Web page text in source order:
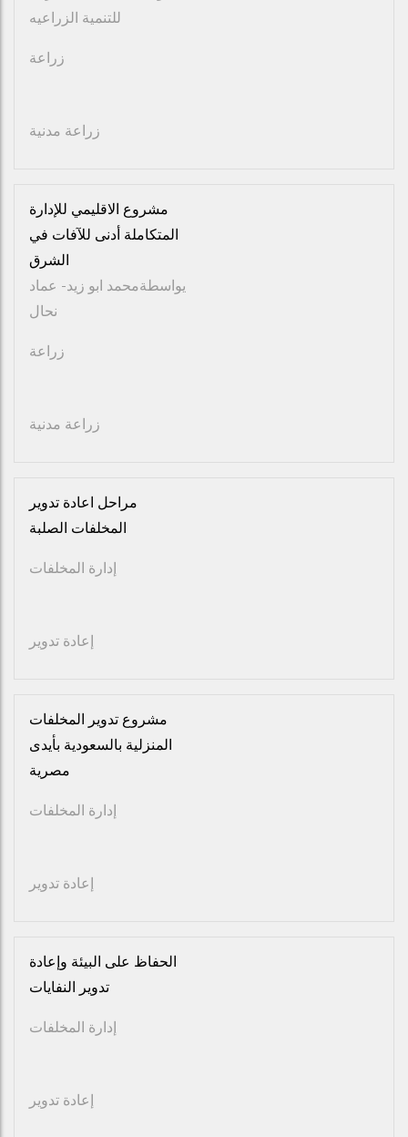
للتنمية الزراعيه
زراعة
زراعة مدنية
مشروع الاقليمي للإدارة
المتكاملة أدنى للآفات في
الشرق
يواسطةمحمد ابو زيد- عماد
نحال
زراعة
زراعة مدنية
مراحل اعادة تدوير
المخلفات الصلبة
إدارة المخلفات
إعادة تدوير
مشروع تدوير المخلفات
المنزلية بالسعودية بأيدى
مصرية
إدارة المخلفات
إعادة تدوير
الحفاظ على البيئة وإعادة
تدوير النفايات
إدارة المخلفات
إعادة تدوير